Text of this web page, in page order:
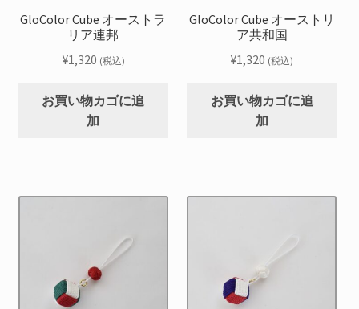
GloColor Cube オーストラ
リア連邦
¥1,320 (税込)
お買い物カゴに追
加
GloColor Cube オーストリ
ア共和国
¥1,320 (税込)
お買い物カゴに追
加